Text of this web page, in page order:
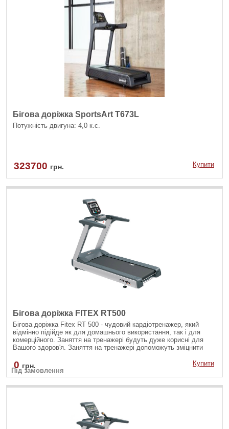
Бігова доріжка SportsArt T673L
Потужність двигуна: 4,0 к.с.
323700 грн. Купити
Бігова доріжка FITEX RT500
Бігова доріжка Fitex RT 500 - чудовий кардіотренажер, який
відмінно підійде як для домашнього використання, так і для
комерційного. Заняття на тренажері будуть дуже корисні для
Вашого здоров'я. Заняття на тренажері допоможуть зміцнити
підвищити тонус всіх м'язів.
Під замовлення
0 грн. Купити